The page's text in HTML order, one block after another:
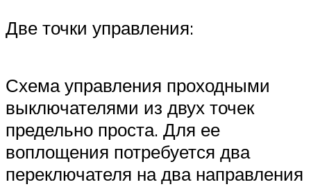
Две точки управления:
Схема управления проходными
выключателями из двух точек
предельно проста. Для ее
воплощения потребуется два
переключателя на два направления